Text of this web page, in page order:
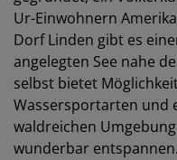
Ur-Einwohnern
Dorf Linden gibt es
angelegten See nahe
selbst bietet
Wassersportarten und
waldreichen
wunderbar entspannen.